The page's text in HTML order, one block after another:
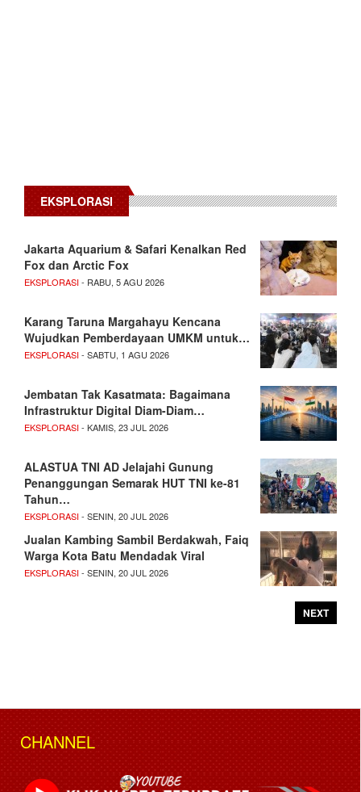
EKSPLORASI
Jakarta Aquarium & Safari Kenalkan Red
Fox dan Arctic Fox
EKSPLORASI- RABU, 5 AGU 2026
Karang Taruna Margahayu Kencana
Wujudkan Pemberdayaan UMKM untuk…
EKSPLORASI- SABTU, 1 AGU 2026
Jembatan Tak Kasatmata: Bagaimana
Infrastruktur Digital Diam-Diam…
EKSPLORASI- KAMIS, 23 JUL 2026
ALASTUA TNI AD Jelajahi Gunung
Penanggungan Semarak HUT TNI ke-81
Tahun…
EKSPLORASI- SENIN, 20 JUL 2026
Jualan Kambing Sambil Berdakwah, Faiq
Warga Kota Batu Mendadak Viral
EKSPLORASI- SENIN, 20 JUL 2026
NEXT
CHANNEL